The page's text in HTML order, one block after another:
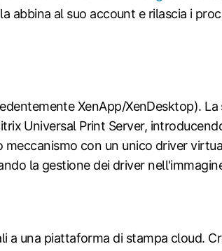
abbina al suo account e rilascia i
XenApp/XenDesktop). La
Universal Print Server,
con un unico driver
la gestione dei driver
una piattaforma di stampa cloud.